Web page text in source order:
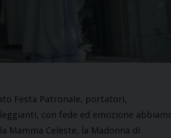
Festa Patronale, portatori,
con fede ed emozione
Mamma Celeste, la Madonna di